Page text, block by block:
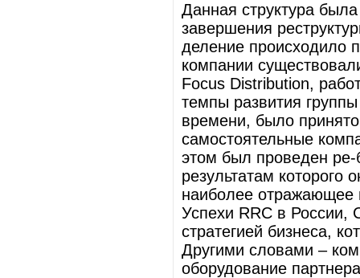
Данная структура
завершения
деление происходило
компании
Focus Distribution,
темпы развития
времени, было
самостоятельные
этом был проведен ре-
результатам которого
наиболее отражающее
Успехи RRC в России,
стратегией бизнеса,
Другими словами –
оборудование